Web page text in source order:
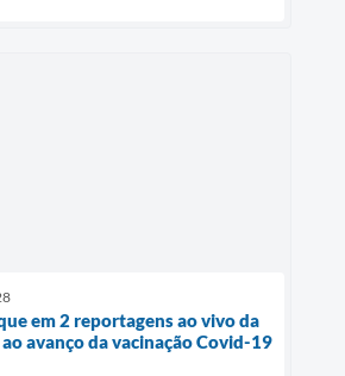
em 2 reportagens ao vivo da
avanço da vacinação Covid-19